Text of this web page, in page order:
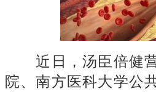
近日，汤臣倍健营
院、南方医科大学公